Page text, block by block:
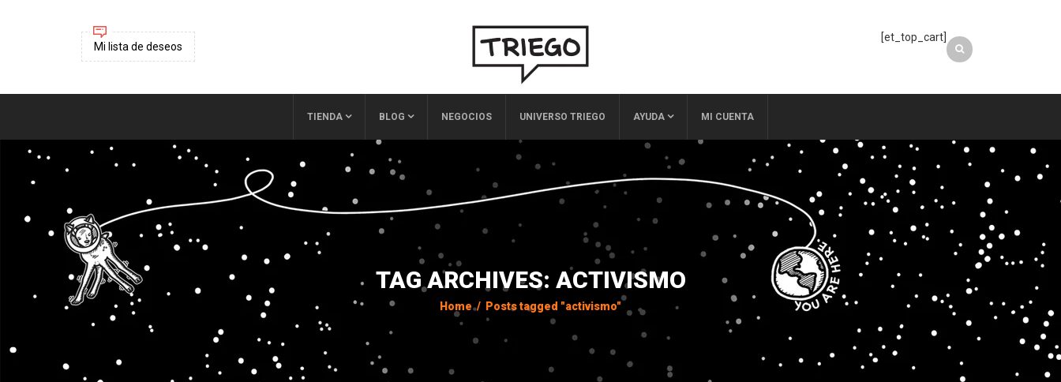
Mi lista de deseos
[et_top_cart]
TIENDA BLOG NEGOCIOS UNIVERSO TRIEGO AYUDA MI CUENTA
TAG ARCHIVES: ACTIVISMO
Home / Posts tagged "activismo"